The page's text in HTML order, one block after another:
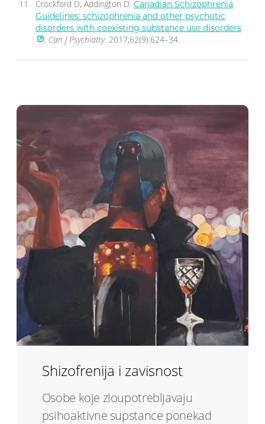
Crockford D, Addington D. Canadian Schizophrenia
Guidelines: schizophrenia and other psychotic
disorders with coexisting substance use disorders
. Can J Psychiatry. 2017;62(9):624–34.
Shizofrenija i zavisnost
Osobe koje zloupotrebljavaju
psihoaktivne supstance ponekad